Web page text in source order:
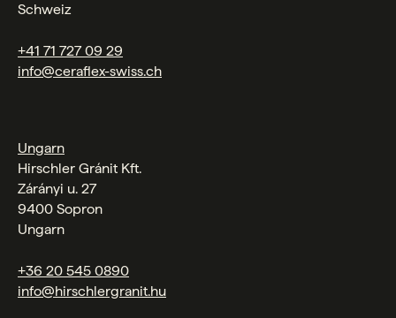
Schweiz
+41 71 727 09 29
info@ceraflex-swiss.ch
Ungarn
Hirschler Gránit Kft.
Zárányi u. 27
9400 Sopron
Ungarn
+36 20 545 0890
info@hirschlergranit.hu